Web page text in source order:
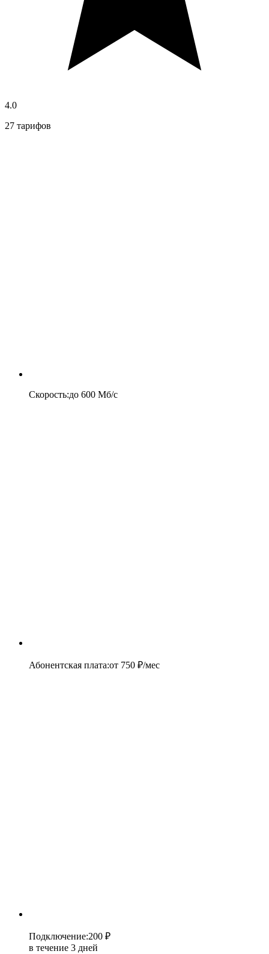
4.0
27 тарифов
Скорость:до 600 Мб/c
Абонентская плата:от 750 ₽/мес
Подключение:200 ₽
в течение 3 дней